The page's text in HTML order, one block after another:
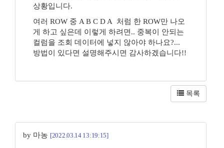
상황입니다.
여러 ROW 중 A B C D A 처럼 한 ROW만 나오
게 하고 싶은데 이렇게 하려면.. 중복이 안되는
컬럼을 조회 데이터에 넣지 않아야 하나요?...
방법이 있다면 설명해주시면 감사하겠습니다!!
목록
by 마농 [2022.03.14 13:19:15]